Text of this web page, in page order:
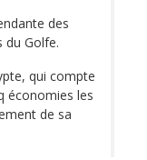
des
du Golfe.
qui compte
économies les
de sa